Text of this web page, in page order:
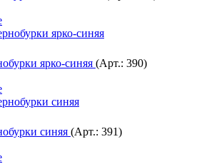
ярко-синяя (Арт.: 390)
синяя (Арт.: 391)